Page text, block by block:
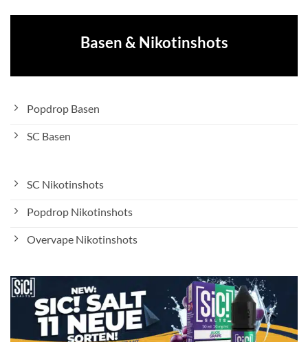
Basen & Nikotinshots
Popdrop Basen
SC Basen
SC Nikotinshots
Popdrop Nikotinshots
Overvape Nikotinshots